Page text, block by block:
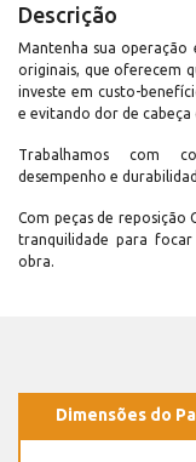
Descrição
Mantenha sua operação
originais, que oferecem
investe em custo-
e evitando dor de cabeça
Trabalhamos com
desempenho e
Com peças de reposição
tranquilidade para
obra.
Dimensões do